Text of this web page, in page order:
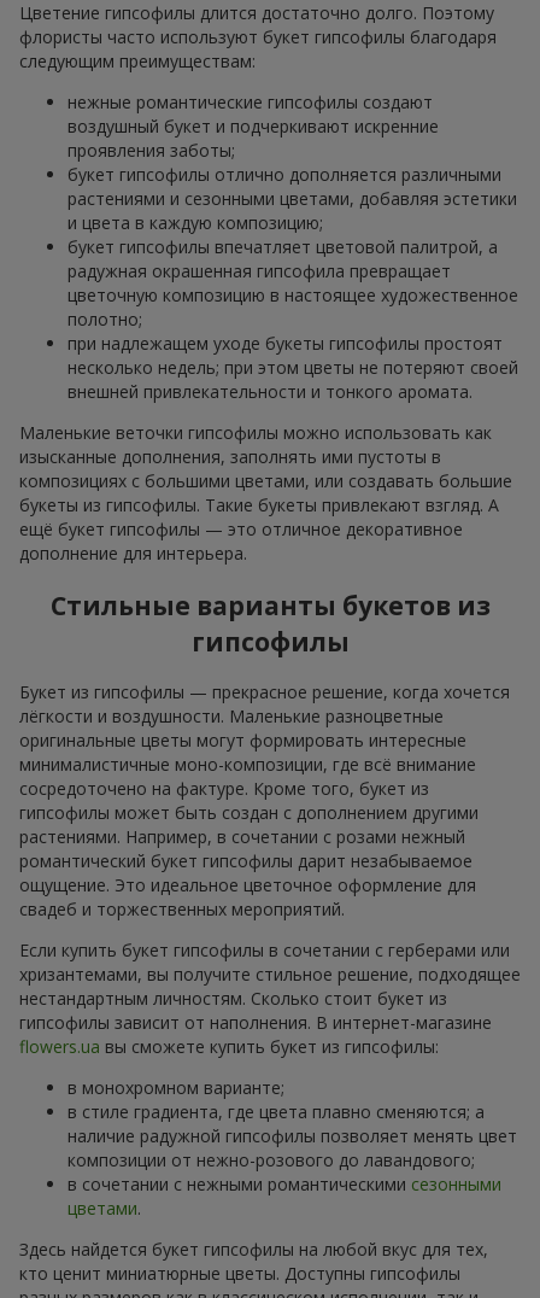
Цветение гипсофилы длится достаточно долго. Поэтому
флористы часто используют букет гипсофилы благодаря
следующим преимуществам:
нежные романтические гипсофилы создают
воздушный букет и подчеркивают искренние
проявления заботы;
букет гипсофилы отлично дополняется различными
растениями и сезонными цветами, добавляя эстетики
и цвета в каждую композицию;
букет гипсофилы впечатляет цветовой палитрой, а
радужная окрашенная гипсофила превращает
цветочную композицию в настоящее художественное
полотно;
при надлежащем уходе букеты гипсофилы простоят
несколько недель; при этом цветы не потеряют своей
внешней привлекательности и тонкого аромата.
Маленькие веточки гипсофилы можно использовать как
изысканные дополнения, заполнять ими пустоты в
композициях с большими цветами, или создавать большие
букеты из гипсофилы. Такие букеты привлекают взгляд. А
ещё букет гипсофилы — это отличное декоративное
дополнение для интерьера.
Стильные варианты букетов из
гипсофилы
Букет из гипсофилы — прекрасное решение, когда хочется
лёгкости и воздушности. Маленькие разноцветные
оригинальные цветы могут формировать интересные
минималистичные моно-композиции, где всё внимание
сосредоточено на фактуре. Кроме того, букет из
гипсофилы может быть создан с дополнением другими
растениями. Например, в сочетании с розами нежный
романтический букет гипсофилы дарит незабываемое
ощущение. Это идеальное цветочное оформление для
свадеб и торжественных мероприятий.
Если купить букет гипсофилы в сочетании с герберами или
хризантемами, вы получите стильное решение, подходящее
нестандартным личностям. Сколько стоит букет из
гипсофилы зависит от наполнения. В интернет-магазине
flowers.ua вы сможете купить букет из гипсофилы:
в монохромном варианте;
в стиле градиента, где цвета плавно сменяются; а
наличие радужной гипсофилы позволяет менять цвет
композиции от нежно-розового до лавандового;
в сочетании с нежными романтическими сезонными
цветами.
Здесь найдется букет гипсофилы на любой вкус для тех,
кто ценит миниатюрные цветы. Доступны гипсофилы